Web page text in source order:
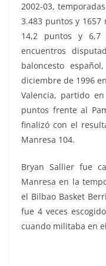
2002-03,
3.483 puntos y
14,2 puntos y 6,7
encuentros
baloncesto
diciembre de 1996
Valencia, partido
puntos frente al
finalizó con el
Manresa 104.
Bryan Sallier fue
Manresa en la
el Bilbao Basket
fue 4 veces
cuando militaba en el